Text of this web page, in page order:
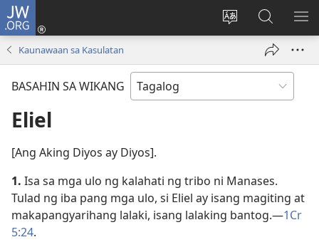
JW.ORG
Baguhin
ng
Mag-
log
bubukas
sa
JW.ORG
Kaunawaan sa Kasulatan
BASAHIN SA WIKANG
Eliel
[Ang Aking Diyos ay Diyos].
1. Isa sa mga ulo ng kalahati ng tribo ni Manases.
Tulad ng iba pang mga ulo, si Eliel ay isang magiting at
makapangyarihang lalaki, isang lalaking bantog.​—1Cr
5:24.